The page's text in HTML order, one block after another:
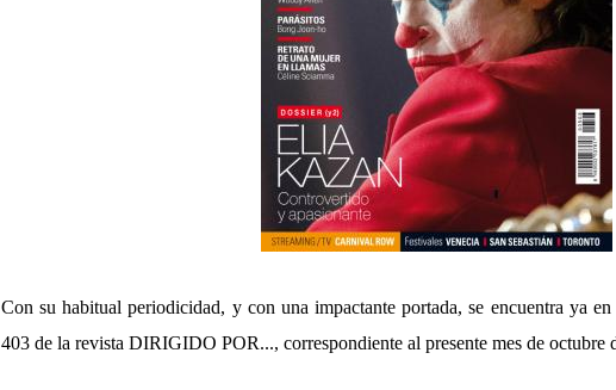
Con su habitual periodicidad, y con una impactante portada, se encuentra ya
403 de la revista DIRIGIDO POR..., correspondiente al presente mes de octubre